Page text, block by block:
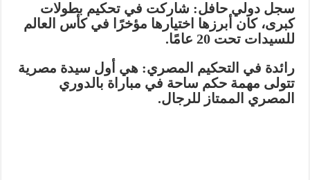
سجل دولي حافل: شاركت في تحكيم بطولات
كبرى، كان أبرزها اختيارها مؤخرًا في كأس العالم
للسيدات تحت 20 عامًا.
رائدة في التحكيم المصري: هي أول سيدة مصرية
تتولى مهمة حكم ساحة في مباراة بالدوري
المصري الممتاز للرجال.